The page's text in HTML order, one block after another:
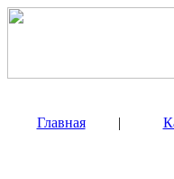
Главная |